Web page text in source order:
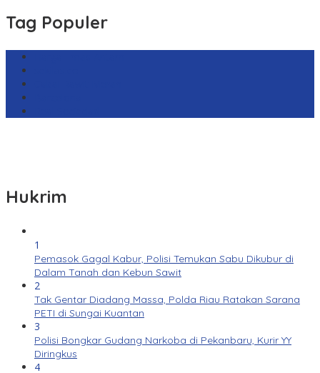
Tag Populer
Hukrim
1
Pemasok Gagal Kabur, Polisi Temukan Sabu Dikubur di
Dalam Tanah dan Kebun Sawit
2
Tak Gentar Diadang Massa, Polda Riau Ratakan Sarana
PETI di Sungai Kuantan
3
Polisi Bongkar Gudang Narkoba di Pekanbaru, Kurir YY
Diringkus
4